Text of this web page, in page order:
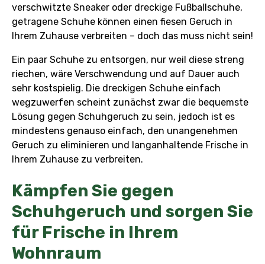
verschwitzte Sneaker oder dreckige Fußballschuhe,
getragene Schuhe können einen fiesen Geruch in
Ihrem Zuhause verbreiten – doch das muss nicht sein!
Ein paar Schuhe zu entsorgen, nur weil diese streng
riechen, wäre Verschwendung und auf Dauer auch
sehr kostspielig. Die dreckigen Schuhe einfach
wegzuwerfen scheint zunächst zwar die bequemste
Lösung gegen Schuhgeruch zu sein, jedoch ist es
mindestens genauso einfach, den unangenehmen
Geruch zu eliminieren und langanhaltende Frische in
Ihrem Zuhause zu verbreiten.
Kämpfen Sie gegen
Schuhgeruch und sorgen Sie
für Frische in Ihrem
Wohnraum